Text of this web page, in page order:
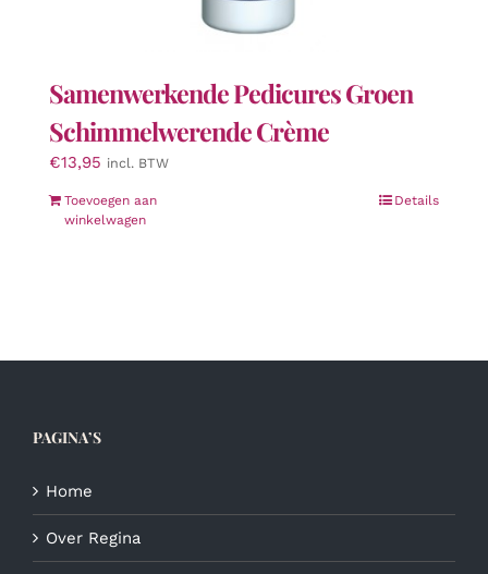
Samenwerkende Pedicures Groen
Schimmelwerende Crème
€13,95 incl. BTW
Toevoegen aan
winkelwagen
Details
PAGINA’S
Home
Over Regina